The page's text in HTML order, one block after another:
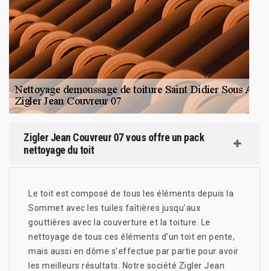
Zigler Jean Couvreur 07 vous offre un pack
nettoyage du toit
Le toit est composé de tous les éléments depuis la
Sommet avec les tuiles faîtières jusqu’aux
gouttières avec la couverture et la toiture. Le
nettoyage de tous ces éléments d’un toit en pente,
mais aussi en dôme s’effectue par partie pour avoir
les meilleurs résultats. Notre société Zigler Jean